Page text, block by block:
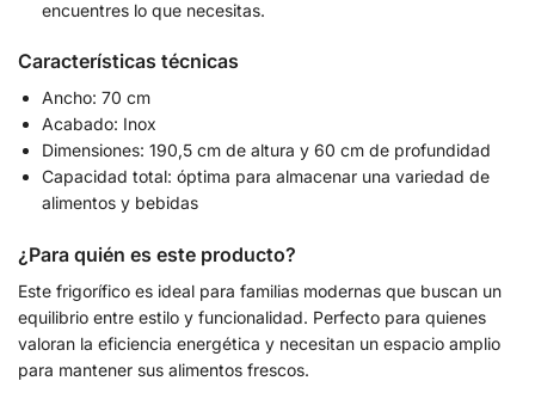
encuentres lo que necesitas.
Características técnicas
Ancho: 70 cm
Acabado: Inox
Dimensiones: 190,5 cm de altura y 60 cm de profundidad
Capacidad total: óptima para almacenar una variedad de
alimentos y bebidas
¿Para quién es este producto?
Este frigorífico es ideal para familias modernas que buscan un
equilibrio entre estilo y funcionalidad. Perfecto para quienes
valoran la eficiencia energética y necesitan un espacio amplio
para mantener sus alimentos frescos.